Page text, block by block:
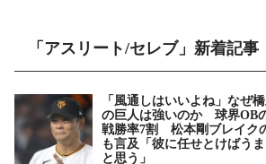
「アスリート/セレブ」新着記事
「風通しはいいよね」なぜ
の巨人は強いのか 球界OB
戦勝率7割 松本剛ブレイク
も言及「彼に任せとけばう
と思う」